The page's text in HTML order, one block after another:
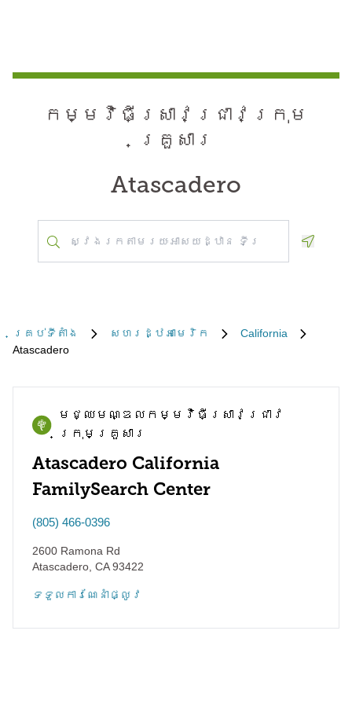
កម្មវិធី​ស្រាវជ្រាវ​ក្រុម
គ្រួសារ
Atascadero
គ្រប់​ទីតាំង សហរដ្ឋអាមេរិក
California
Atascadero
មជ្ឈមណ្ឌល​កម្មវិធី​ស្រាវជ្រាវ​
ក្រុមគ្រួសារ
Atascadero California
FamilySearch Center
(805) 466-0396
2600 Ramona Rd
Atascadero CA93422
ទទួល​ការណែនាំ​ផ្លូវ